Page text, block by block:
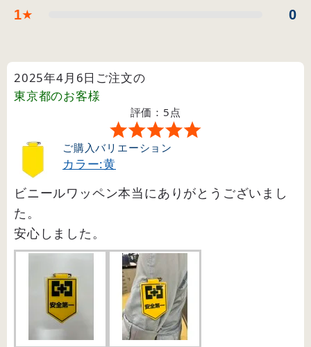
1★ 0
2025年4月6日ご注文の
東京都のお客様
評価：5点
ご購入バリエーション
カラー:黄
ビニールワッペン本当にありがとうございまし
た。
安心しました。